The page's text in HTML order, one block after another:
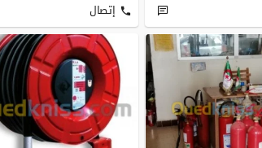
إتصال